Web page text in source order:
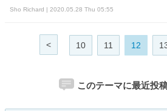
Sho Richard | 2020.05.28 Thu 05:55
< 10 11 12
このテーマに最近投